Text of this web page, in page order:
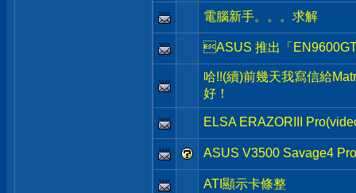
電腦新手。。。求解
ASUS 推出「
哈!!(續)前幾天我寫信給
好！
ELSA ERAZORIII
ASUS V3500 Savage4
ATI顯示卡條整